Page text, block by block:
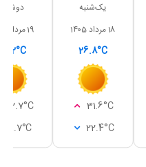
یک‌شنبه
18 مرداد 1405
26.8°C
31.6°C
22.4°C
دوشنبه
19 مرداد 1405
32.7°C
21.7°C